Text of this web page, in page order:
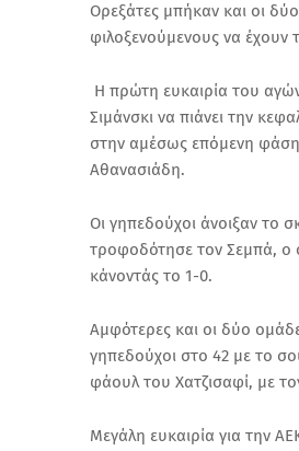
Ορεξάτες μπήκαν και οι
φιλοξενούμενους να
Η πρώτη ευκαιρία του
Σιμάνσκι να πιάνει την
στην αμέσως επόμενη φάση.
Αθανασιάδη.
Οι γηπεδούχοι άνοιξαν το
τροφοδότησε τον Σεμπά, ο
κάνοντάς το 1-0.
Αμφότερες και οι δύο
γηπεδούχοι στο 42 με το
φάουλ του Χατζισαφί, με
Μεγάλη ευκαιρία για την